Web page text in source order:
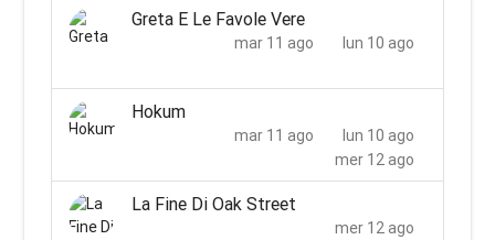
Greta E Le Favole Vere
lun 10 ago
mar 11 ago
Hokum
lun 10 ago
mar 11 ago
mer 12 ago
La Fine Di Oak Street
mer 12 ago